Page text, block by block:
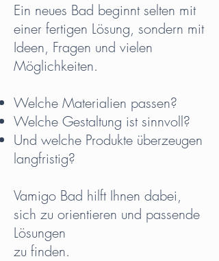
Ein neues Bad beginnt selten mit
einer fertigen Lösung, sondern mit
Ideen, Fragen und vielen
Möglichkeiten.
Welche Materialien passen?
Welche Gestaltung ist sinnvoll?
Und welche Produkte überzeugen
langfristig?
Vamigo Bad hilft Ihnen dabei,
sich zu orientieren und passende
Lösungen
zu finden.